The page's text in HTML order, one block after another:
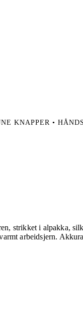
KNAPPER •
strikket i alpakka,
arbeidsjern.